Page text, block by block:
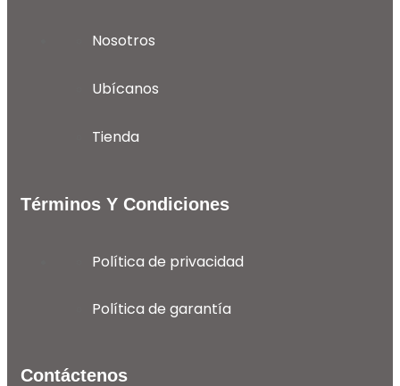
Nosotros
Ubícanos
Tienda
Términos Y Condiciones
Política de privacidad
Política de garantía
Contáctenos